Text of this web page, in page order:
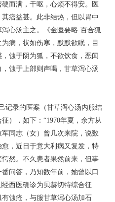
而满，干呕，心烦不得安。医
痞益甚。此非结热，但以胃中
心汤主之。《金匮要略·百合狐
病，状如伤寒，默默欲眠，目
蚀于阴为狐，不欲饮食，恶闻
蚀于上部则声喝，甘草泻心汤
记录的医案（甘草泻心汤内服结
），如下：“1970年夏，余方从
同志（女）曾几次来院，说数
，近日于意大利病又复发，特
然。不久患者果然前来，但事
问答，乃知数年前，她曾以口
西医确诊为贝赫切特综合征
有蚀疮，与服甘草泻心汤加石